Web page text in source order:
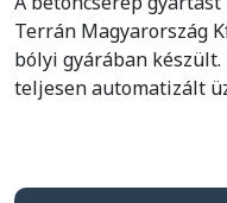
Terrán Magyarország
bólyi gyárában
teljesen automatizált